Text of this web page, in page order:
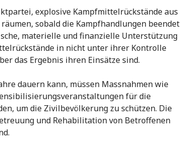
explosive Kampfmittelrückstände aus
sobald die Kampfhandlungen beendet
materielle und finanzielle Unterstützung
in nicht unter ihrer Kontrolle
das Ergebnis ihren Einsätze sind.
dauern kann, müssen Massnahmen wie
für die
um die Zivilbevölkerung zu schützen. Die
und Rehabilitation von Betroffenen